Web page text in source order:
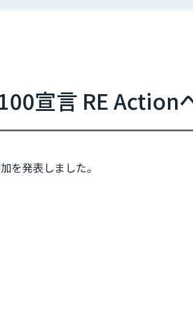
ト
活動報告
宣言 RE Action
を発表しました。